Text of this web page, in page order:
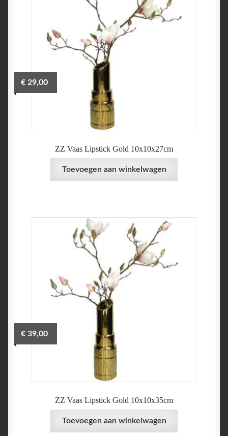
ZZ Vaas Lipstick Gold 10x10x27cm
€29,00
Toevoegen aan winkelwagen
ZZ Vaas Lipstick Gold 10x10x35cm
€39,00
Toevoegen aan winkelwagen